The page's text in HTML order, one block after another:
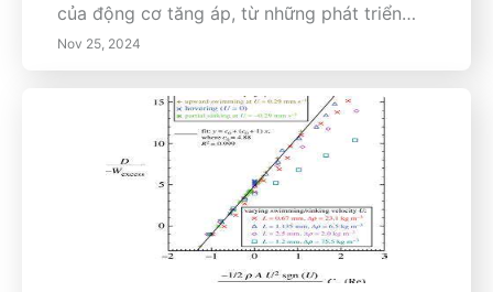
của động cơ tăng áp, từ những phát triển
đầu tiên của Alfred Buchi đến các ứng dụng
hiện đại trong những chiếc xe hàng ngày.
Hãy tìm hiểu cách tăng áp cải thiện hiệu quả
và hiệu suất động cơ bằng cách sử dụng
năng lượng từ khí thải để gia tăng công suất
mà không làm tăng kích thước động cơ.
Khám phá những lợi thế đáng kể của động
cơ tăng áp, bao gồm cải thiện kinh tế nhiên
liệu và giảm khí thải, bên cạnh những thách
thức như độ trễ tăng áp và quản lý nhiệt. Khi
Nov 25, 2024